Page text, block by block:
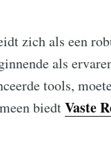
zich als een
als
tools,
biedtVaste